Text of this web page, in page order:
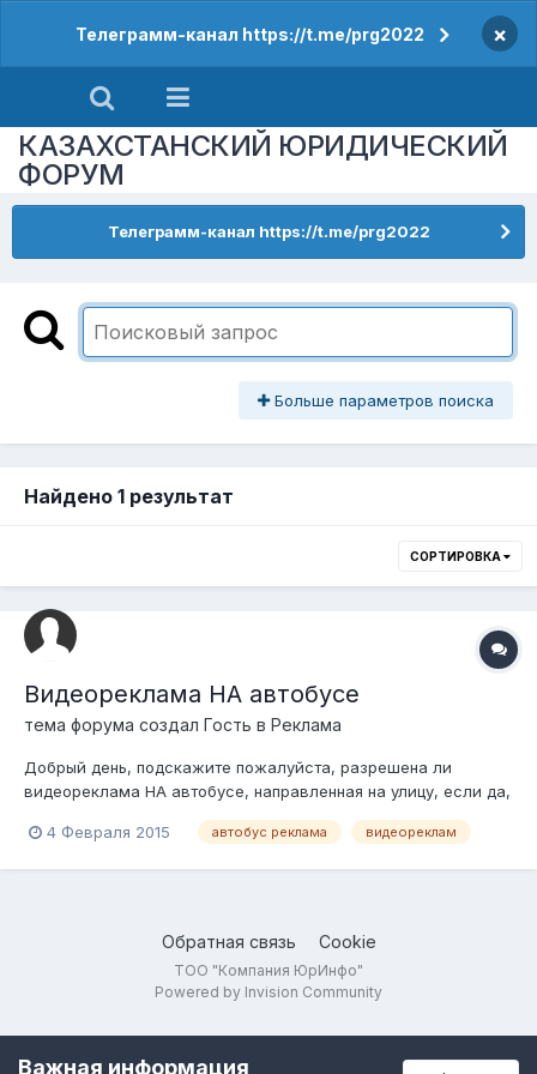
Телеграмм-канал https://t.me/prg2022 ×
КАЗАХСТАНСКИЙ ЮРИДИЧЕСКИЙ
ФОРУМ
Телеграмм-канал https://t.me/prg2022
Больше параметров поиска
Найдено 1 результат
СОРТИРОВКА
Видеореклама НА автобусе
тема форума создал Гость в Реклама
Добрый день, подскажите пожалуйста, разрешена ли
видеореклама НА автобусе, направленная на улицу, если да,
4 Февраля 2015
автобус реклама видеореклам
Обратная связь Cookie
ТОО "Компания ЮрИнфо"
Powered by Invision Community
Важная информация